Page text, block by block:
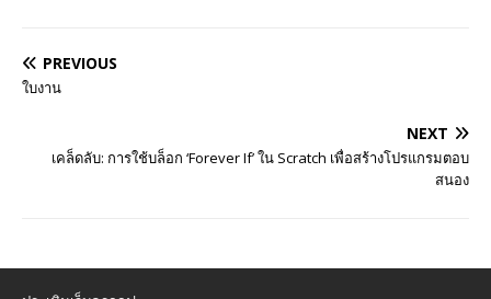
PREVIOUS
ใบงาน
NEXT
เคล็ดลับ: การใช้บล็อก ‘Forever If’ ใน Scratch เพื่อสร้างโปรแกรมตอบ
สนอง